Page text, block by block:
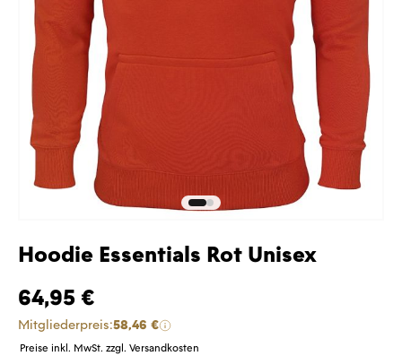
Hoodie Essentials Rot Unisex
64,95 €
Mitgliederpreis:58,46 €
Preise inkl. MwSt. zzgl. Versandkosten